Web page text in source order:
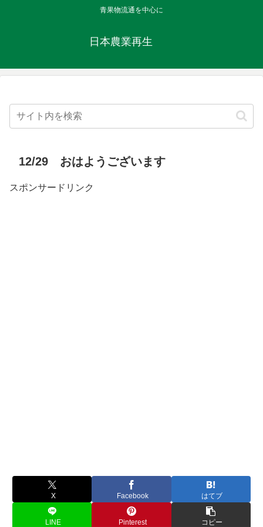
青果物流通を中心に
日本農業再生
12/29 おはようございます
スポンサードリンク
X Facebook はてブ
LINE Pinterest コピー